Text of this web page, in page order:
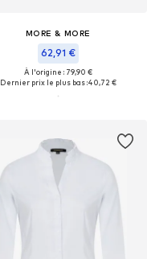
MORE & MORE
62,91 €
À l'origine : 79,90 €
Dernier prix le plus bas :40,72 €